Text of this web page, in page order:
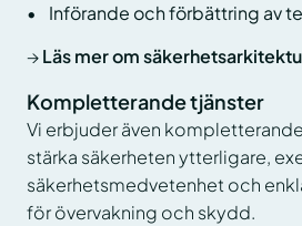
Införande och förbättring av
→Läs mer om
Kompletterande tjänster
Vi erbjuder även
stärka säkerheten ytterligare,
säkerhetsmedvetenhet och
för övervakning och skydd.